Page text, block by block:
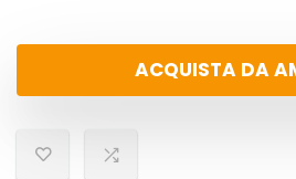
ACQUISTA DA